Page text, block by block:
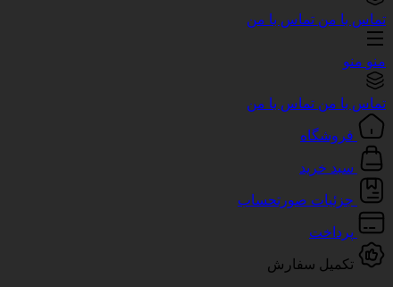
تماس با من تماس با من
منو منو
تماس با من تماس با من
فروشگاه
سبد خرید
جزئیات صورتحساب
پرداخت
تکمیل سفارش